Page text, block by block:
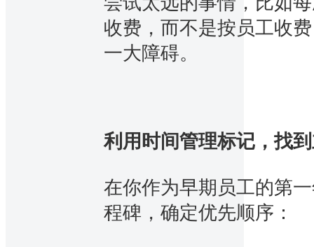
收费，而不是按员工收
一大障碍。
利用时间管理标记，找
在你作为早期员工的第
程碑，确定优先顺序：